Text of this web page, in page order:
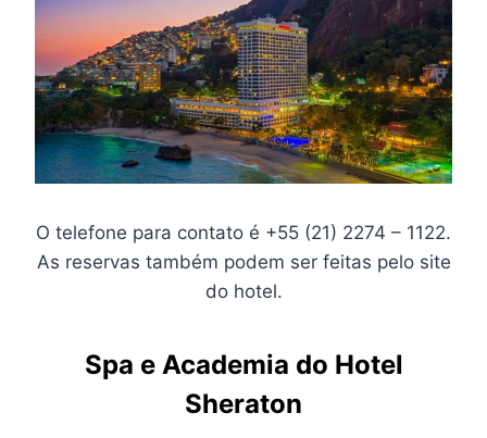
O telefone para contato é +55 (21) 2274 – 1122.
As reservas também podem ser feitas pelo site
do hotel.
Spa e Academia do Hotel
Sheraton